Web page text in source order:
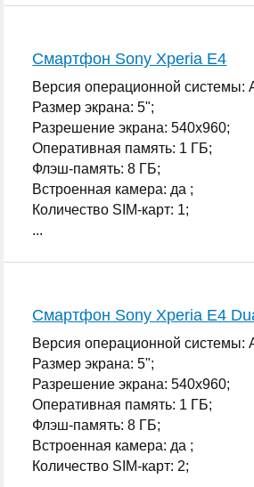
Смартфон Sony Xperia E4
Версия операционной системы:
Размер экрана: 5";
Разрешение экрана: 540x960;
Оперативная память: 1 ГБ;
Флэш-память: 8 ГБ;
Встроенная камера: да ;
Количество SIM-карт: 1;
...
Смартфон Sony Xperia E4
Версия операционной системы:
Размер экрана: 5";
Разрешение экрана: 540x960;
Оперативная память: 1 ГБ;
Флэш-память: 8 ГБ;
Встроенная камера: да ;
Количество SIM-карт: 2;